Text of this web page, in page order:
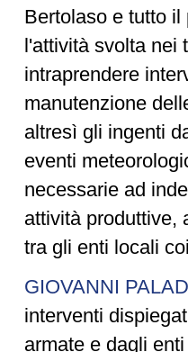
Bertolaso e tutto
l'attività svolta nei
intraprendere
manutenzione
altresì gli ingenti
eventi
necessarie ad
attività produttive,
tra gli enti locali
GIOVANNI
interventi
armate e dagli